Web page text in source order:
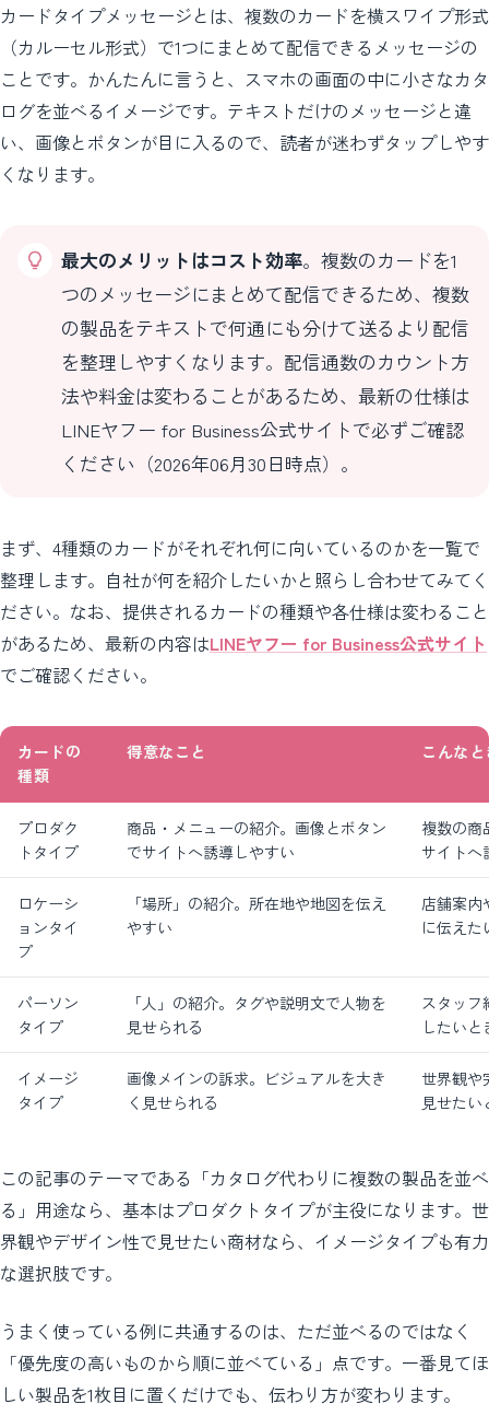
カードタイプメッセージとは、複数のカードを横スワイプ形式
（カルーセル形式）で1つにまとめて配信できるメッセージの
ことです。かんたんに言うと、スマホの画面の中に小さなカタ
ログを並べるイメージです。テキストだけのメッセージと違
い、画像とボタンが目に入るので、読者が迷わずタップしやす
くなります。
最大のメリットはコスト効率。複数のカードを1
つのメッセージにまとめて配信できるため、複数
の製品をテキストで何通にも分けて送るより配信
を整理しやすくなります。配信通数のカウント方
法や料金は変わることがあるため、最新の仕様は
LINEヤフー for Business公式サイトで必ずご確認
ください（2026年06月30日時点）。
まず、4種類のカードがそれぞれ何に向いているのかを一覧で
整理します。自社が何を紹介したいかと照らし合わせてみてく
ださい。なお、提供されるカードの種類や各仕様は変わること
があるため、最新の内容はLINEヤフー for Business公式サイト
でご確認ください。
カードの
種類
得意なこと こんな
プロダク
トタイプ
商品・メニューの紹介。画像とボタン
でサイトへ誘導しやすい
複数の商
サイトへ
ロケーシ
ョンタイ
プ
「場所」の紹介。所在地や地図を伝え
やすい
店舗案内
に伝えた
パーソン
タイプ
「人」の紹介。タグや説明文で人物を
見せられる
スタッフ
したいと
イメージ
タイプ
画像メインの訴求。ビジュアルを大き
く見せられる
世界観や
見せたい
この記事のテーマである「カタログ代わりに複数の製品を並べ
る」用途なら、基本はプロダクトタイプが主役になります。世
界観やデザイン性で見せたい商材なら、イメージタイプも有力
な選択肢です。
うまく使っている例に共通するのは、ただ並べるのではなく
「優先度の高いものから順に並べている」点です。一番見てほ
しい製品を1枚目に置くだけでも、伝わり方が変わります。